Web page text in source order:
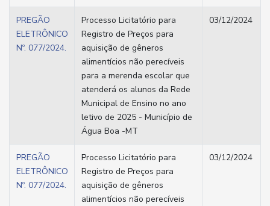
PREGÃO
ELETRÔNICO
Nº. 077/2024.
Processo Licitatório para
Registro de Preços para
aquisição de gêneros
alimentícios não perecíveis
para a merenda escolar que
atenderá os alunos da Rede
Municipal de Ensino no ano
letivo de 2025 - Município de
Água Boa -MT
03/12/2024
PREGÃO
ELETRÔNICO
Nº. 077/2024.
Processo Licitatório para
Registro de Preços para
aquisição de gêneros
alimentícios não perecíveis
03/12/2024